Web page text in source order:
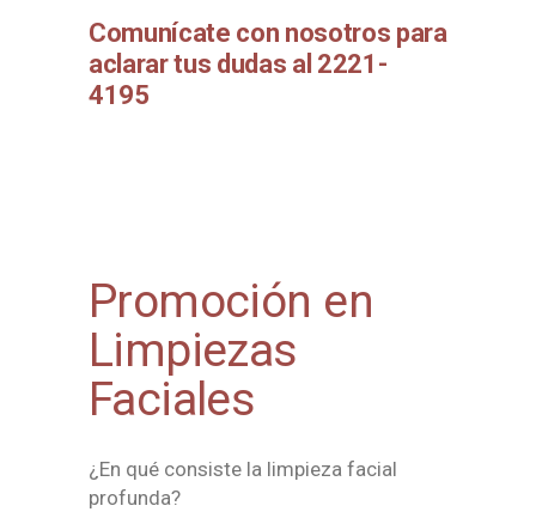
Comunícate con nosotros para
aclarar tus dudas al 2221-
4195
Promoción en
Limpiezas
Faciales
¿En qué consiste la limpieza facial
profunda?